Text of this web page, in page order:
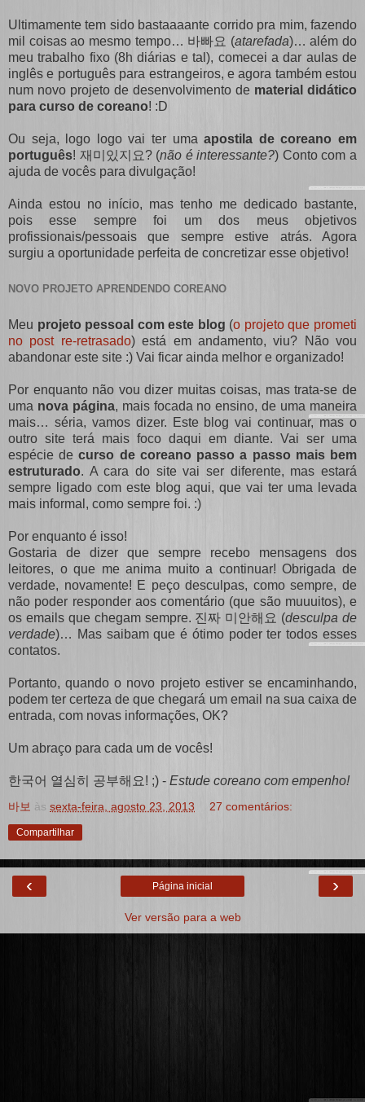
Ultimamente tem sido bastaaaante corrido pra mim, fazendo
mil coisas ao mesmo tempo… 바빠요 (atarefada)… além do
meu trabalho fixo (8h diárias e tal), comecei a dar aulas de
inglês e português para estrangeiros, e agora também estou
num novo projeto de desenvolvimento de material didático
para curso de coreano! :D
Ou seja, logo logo vai ter umaapostila de coreano em
português! 재미있지요? (não é interessante?) Conto com a
ajuda de vocês para divulgação!
Ainda estou no início, mas tenho me dedicado bastante,
pois esse sempre foi um dos meus objetivos
profissionais/pessoais que sempre estive atrás. Agora
surgiu a oportunidade perfeita de concretizar esse objetivo!
NOVO PROJETO APRENDENDO COREANO
Meu projeto pessoal com este blog (o projeto que prometi
no post re-retrasado) está em andamento, viu? Não vou
abandonar este site :) Vai ficar ainda melhor e organizado!
Por enquanto não vou dizer muitas coisas, mas trata-se de
uma nova página, mais focada no ensino, de uma maneira
mais… séria, vamos dizer. Este blog vai continuar, mas o
outro site terá mais foco daqui em diante. Vai ser uma
espécie decurso de coreano passo a passo mais bem
estruturado. A cara do site vai ser diferente, mas estará
sempre ligado com este blog aqui, que vai ter uma levada
mais informal, como sempre foi. :)
Por enquanto é isso!
Gostaria de dizer que sempre recebo mensagens dos
leitores, o que me anima muito a continuar! Obrigada de
verdade, novamente! E peço desculpas, como sempre, de
não poder responder aos comentário (que são muuuitos), e
os emails que chegam sempre. 진짜 미안해요 (desculpa de
verdade)… Mas saibam que é ótimo poder ter todos esses
contatos.
Portanto, quando o novo projeto estiver se encaminhando,
podem ter certeza de que chegará um email na sua caixa de
entrada, com novas informações, OK?
Um abraço para cada um de vocês!
한국어 열심히 공부해요! ;) - Estude coreano com empenho!
바보 às sexta-feira, agosto 23, 2013 27 comentários:
Compartilhar
‹ ›
Página inicial
Ver versão para a web